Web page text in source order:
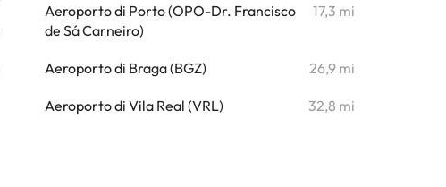
Aeroporto di Porto (OPO-Dr. Francisco
de Sá Carneiro)
17,3 mi
Aeroporto di Braga (BGZ) 26,9 mi
Aeroporto di Vila Real (VRL) 32,8 mi